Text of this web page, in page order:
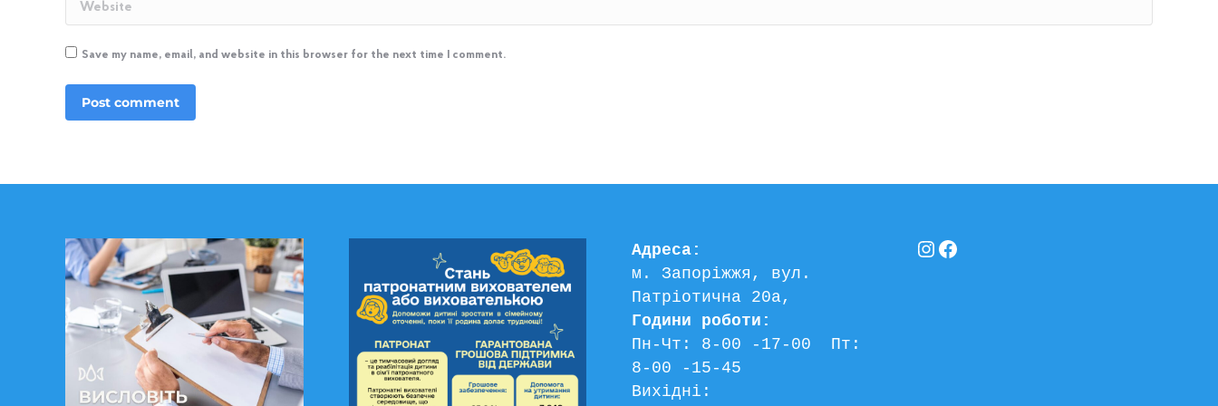
Save my name, email, and website in this browser for the next time I comment.
Post comment
Адреса:
м. Запоріжжя, вул.
Патріотична 20а,
Години роботи:
Пн-Чт: 8-00 -17-00  Пт:
8-00 -15-45
Вихідні:
Instagram
Facebook